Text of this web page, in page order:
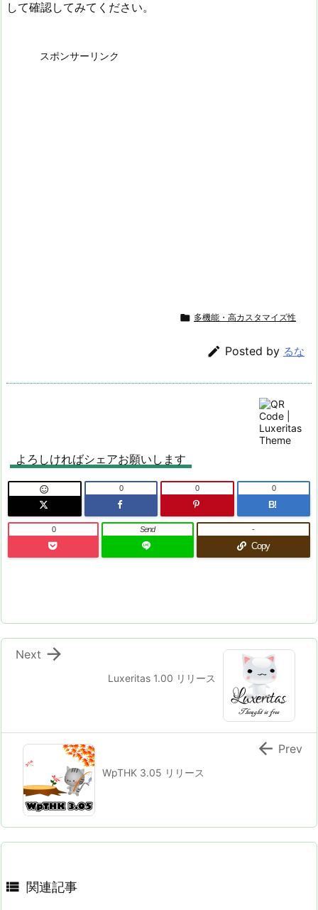
して確認してみてください。
スポンサーリンク
 多機能・高カスタマイズ性
 Posted by るな
よろしければシェアお願いします
 0 0
B!
0
0 Send
Copy
-
Luxeritas 1.00 リリース

Next
WpTHK 3.05 リリース
 Prev
 関連記事